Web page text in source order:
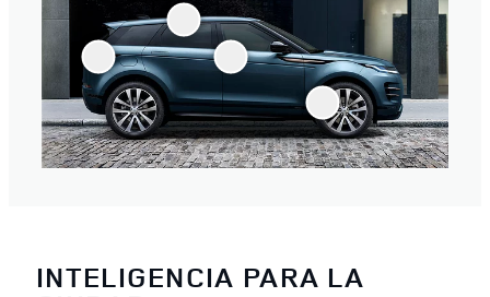
INTELIGENCIA PARA LA